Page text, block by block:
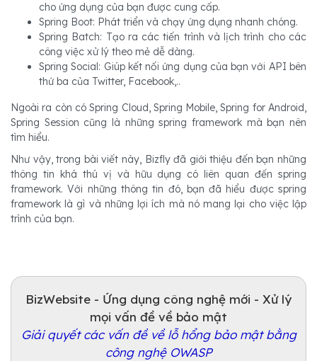
cho ứng dụng của bạn được cung cấp.
Spring Boot: Phát triển và chạy ứng dụng nhanh chóng.
Spring Batch: Tạo ra các tiến trình và lịch trình cho các
công việc xử lý theo mẻ dễ dàng.
Spring Social: Giúp kết nối ứng dụng của bạn với API bên
thứ ba của Twitter, Facebook,..
Ngoài ra còn có Spring Cloud, Spring Mobile, Spring for Android,
Spring Session cũng là những spring framework mà bạn nên
tìm hiểu.
Như vậy, trong bài viết này, Bizfly đã giới thiệu đến bạn những
thông tin khá thú vị và hữu dụng có liên quan đến spring
framework. Với những thông tin đó, bạn đã hiểu được spring
framework là gì và những lợi ích mà nó mang lại cho việc lập
trình của bạn.
BizWebsite - Ứng dụng công nghệ mới - Xử lý
mọi vấn đề về bảo mật
Giải quyết các vấn đề về lỗ hổng bảo mật bằng
công nghệ OWASP